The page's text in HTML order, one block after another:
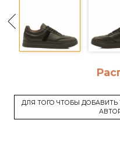
ДЛЯ ТОГО ЧТОБЫ